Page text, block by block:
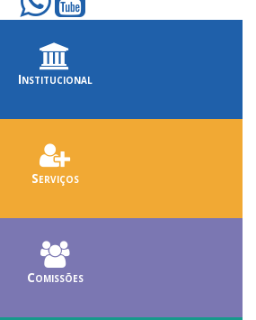
Institucional
Serviços
Comissões